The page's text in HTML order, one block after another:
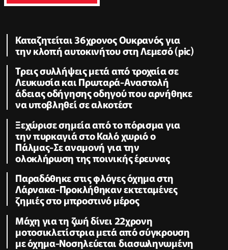
Καταζητείται 36χρονος Ουκρανός για
την κλοπή αυτοκινήτου στη Λεμεσό (pic)
Τρεις συλλήψεις μετά από τροχαία σε
Λευκωσία και Πρωταρά-Αναστολή
άδειας οδήγησης οδηγού που αρνήθηκε
να υποβληθεί σε αλκοτέστ
Ξεχώρισε σημεία από το πόρισμα για
την πυρκαγιά στο Καλό χωριό ο
Πάλμας-Σε αναμονή για την
ολοκλήρωση της ποινικής έρευνας
Παραδόθηκε στις φλόγες όχημα στη
Λάρνακα-Προκλήθηκαν εκτεταμένες
ζημιές στο μπροστινό μέρος
Μάχη για τη ζωή δίνει 22χρονη
μοτοσικλετίστρια μετά από σύγκρουση
με όχημα-Νοσηλεύεται διασωληνωμένη